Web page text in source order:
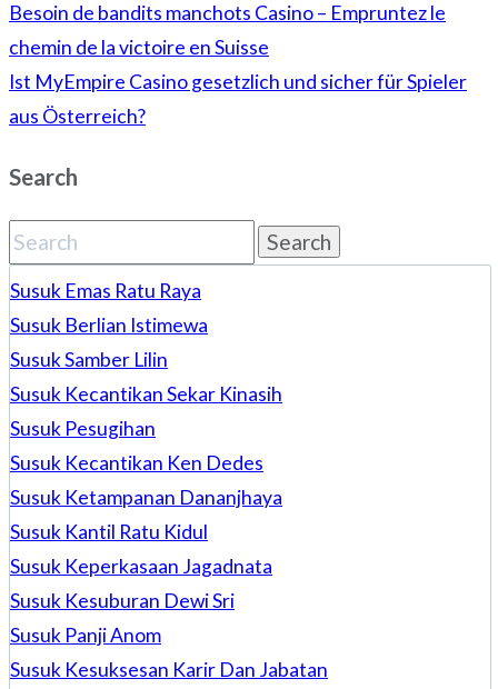
Post
navigation
Besoin de bandits manchots Casino – Empruntez le
chemin de la victoire en Suisse
Ist MyEmpire Casino gesetzlich und sicher für Spieler
aus Österreich?
Search
Search
for:
Susuk Emas Ratu Raya
Susuk Berlian Istimewa
Susuk Samber Lilin
Susuk Kecantikan Sekar Kinasih
Susuk Pesugihan
Susuk Kecantikan Ken Dedes
Susuk Ketampanan Dananjhaya
Susuk Kantil Ratu Kidul
Susuk Keperkasaan Jagadnata
Susuk Kesuburan Dewi Sri
Susuk Panji Anom
Susuk Kesuksesan Karir Dan Jabatan